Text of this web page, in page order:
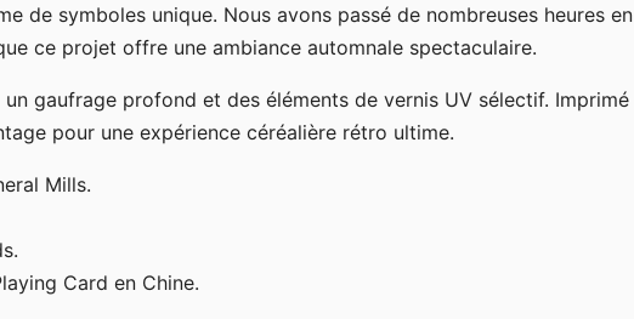
de symboles unique. Nous avons passé de nombreuses heures en
ce projet offre une ambiance automnale spectaculaire.
gaufrage profond et des éléments de vernis UV sélectif. Imprimé
pour une expérience céréalière rétro ultime.
Mills.
Card en Chine.